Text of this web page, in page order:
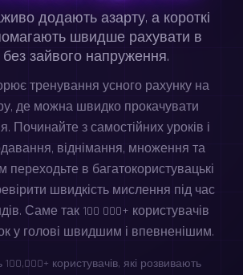
додають азарту, а короткі
швидше рахувати в
без зайвого напруження.
тренування усного рахунку на
де можна швидко прокачувати
Починайте з самостійних уроків і
віднімання, множення та
переходьте в багатокористувацькі
швидкість мислення під час
Саме так 100 000+ користувачів
у голові швидшим і впевненішим.
користувачів, які розвивають